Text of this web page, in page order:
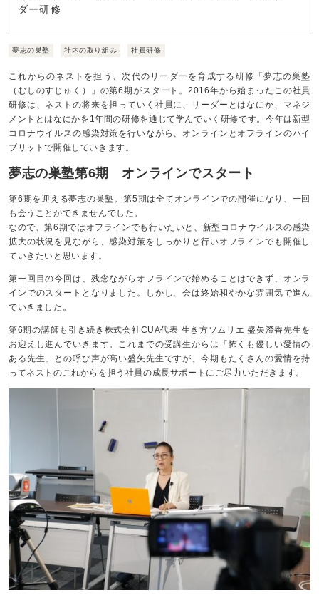
ダー研修
夢志の巣塾 社内の取り組み 社員研修
これからのネストを担う、次代のリーダーを育成する研修「夢志の巣塾
（むしのすじゅく）」の第6期がスタート。2016年から始まったこの社員
研修は、ネストの将来を担っていく社員に、リーダーとはなにか、マネジ
メントとはなにかを1年間の研修を通じて学んでいく研修です。今年は新型
コロナウイルスの感染対策を行いながら、オンラインとオフラインのハイ
ブリットで開催していきます。
夢志の巣塾第6期 オンラインでスタート
第6期を迎える夢志の巣塾。第5期は全てオンラインでの開催になり、一回
も会うことができませんでした。
なので、第6期ではオフラインでも行いたいと、新型コロナウイルスの感染
拡大の状況を見ながら、感染対策をしっかりと行いオフラインでも開催し
ていきたいと思います。
第一回目の今回は、残念ながらオフラインで始めることはできず、オンラ
インでのスタートとなりました。しかし、会は終始和やかな雰囲気で進ん
でいきました。
第6期の講師も引き続き株式会社CUA代表 生き方ソムリエ 盛矢澄香先生を
お迎えし進んでいきます。これまでの受講生からは「怖くも優しい愛情の
ある先生」との呼び声が高い盛矢先生ですが、今期もたくさんの愛情を持
ってネストのこれからを担う社員の成長サポートにご尽力いただきます。